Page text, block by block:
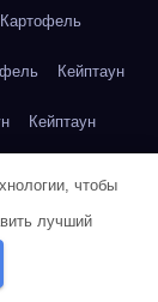
Картофель
Кейптаун
Кейптаун
Кейптаун
чтобы
лучший